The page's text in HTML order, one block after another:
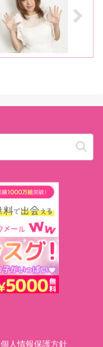
個人情報保護方針